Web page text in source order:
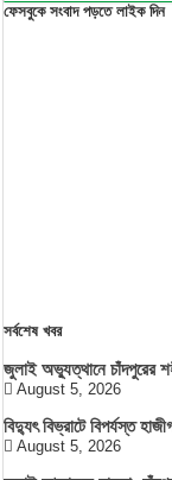
ফেসবুকে সংবাদ পড়তে লাইক দিন
সর্বশেষ খবর
জুলাই অভ্যুত্থানে চাঁদপুরের
August 5, 2026
বিদ্যুৎ বিভ্রাটে বিপর্যস্ত
August 5, 2026